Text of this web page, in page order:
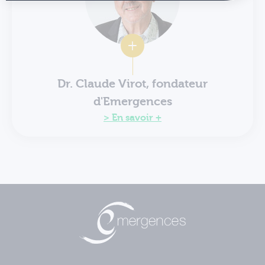
Dr. Claude Virot, fondateur
d'Emergences
En savoir +